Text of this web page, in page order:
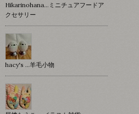
Hikarinohana…ミニチュアフードア
クセサリー
hacy's …羊毛小物